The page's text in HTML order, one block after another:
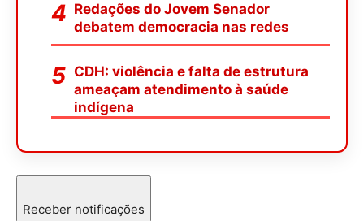
Redações do Jovem Senador
debatem democracia nas redes
CDH: violência e falta de estrutura
ameaçam atendimento à saúde
indígena
Receber notificações